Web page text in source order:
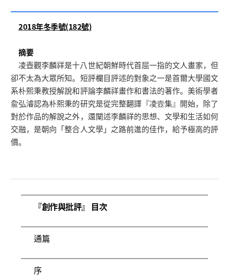
2018年冬季號(182號)
摘要
凌壺觀李麟祥是十八世紀朝鮮時代首屈一指的文人畫家，但
卻不太為大眾所知。短評欄目評述的對象之一是首爾大學國文
系朴熙秉教授解說和評論李麟祥畫作和書法的著作。美術學者
兪弘濬認為朴熙秉的研究是從完整翻譯『凌壼集』開始，除了
對於作品的解說之外，還闡述李麟祥的思想、文學和生活如何
交融，是朝向「整合人文學」之路前進的佳作，給予極高的評
價。
『創作與批評』 目次
通篇
序